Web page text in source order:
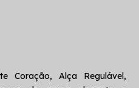
Coração, Alça Regulável,